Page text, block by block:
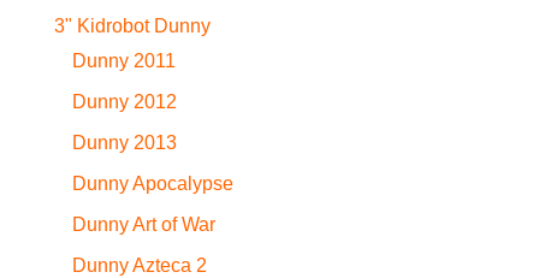
3" Kidrobot Dunny
Dunny 2011
Dunny 2012
Dunny 2013
Dunny Apocalypse
Dunny Art of War
Dunny Azteca 2